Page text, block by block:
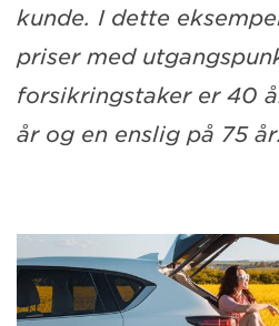
kunde. I dette
priser med
forsikringstaker er 40
år og en enslig på 75 år.